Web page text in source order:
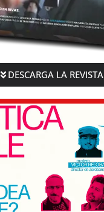
DESCARGA LA REVISTA